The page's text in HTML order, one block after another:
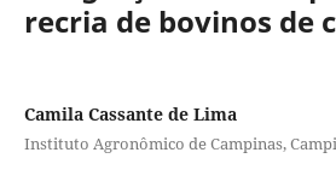
recria de bovinos de
Camila Cassante de Lima
Instituto Agronômico de Campinas,